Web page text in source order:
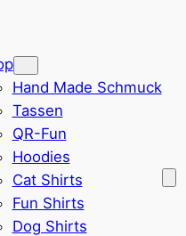
Hand Made Schmuck
Tassen
QR-Fun
Hoodies
Cat Shirts
Fun Shirts
Dog Shirts